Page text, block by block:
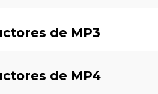
de MP3
de MP4